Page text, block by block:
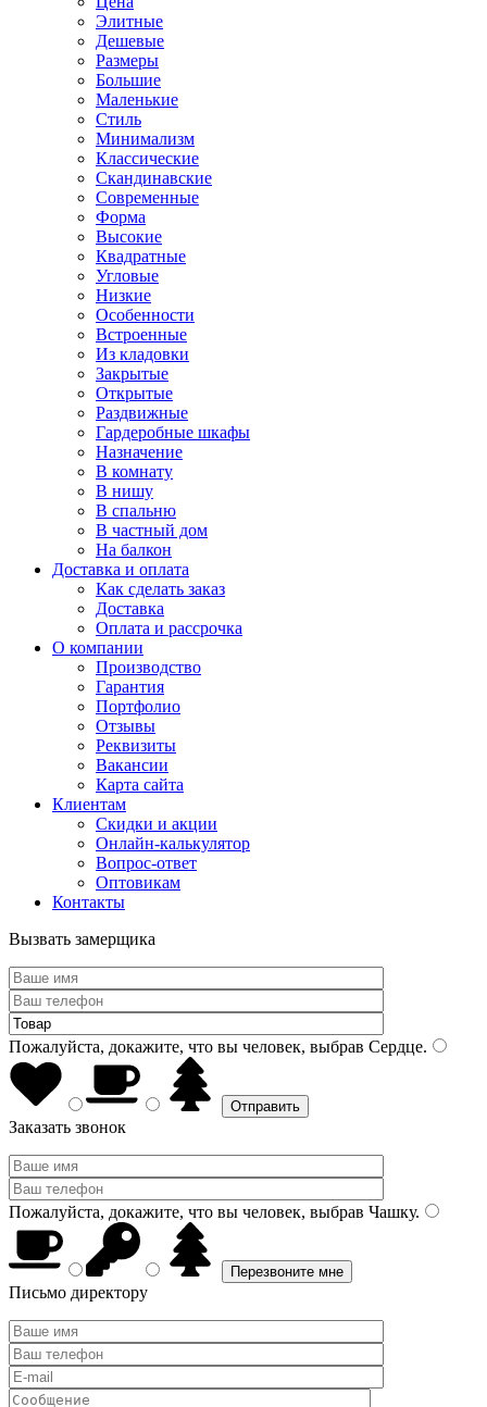
Элитные
Дешевые
Размеры
Большие
Маленькие
Стиль
Минимализм
Классические
Скандинавские
Современные
Форма
Высокие
Квадратные
Угловые
Низкие
Особенности
Встроенные
Из кладовки
Закрытые
Открытые
Раздвижные
Гардеробные шкафы
Назначение
В комнату
В нишу
В спальню
В частный дом
На балкон
Доставка и оплата
Как сделать заказ
Доставка
Оплата и рассрочка
О компании
Производство
Гарантия
Портфолио
Отзывы
Реквизиты
Вакансии
Карта сайта
Клиентам
Скидки и акции
Онлайн-калькулятор
Вопрос-ответ
Оптовикам
Контакты
Вызвать замерщика
Пожалуйста, докажите, что вы человек, выбрав Сердце.
Заказать звонок
Пожалуйста, докажите, что вы человек, выбрав Чашку.
Письмо директору